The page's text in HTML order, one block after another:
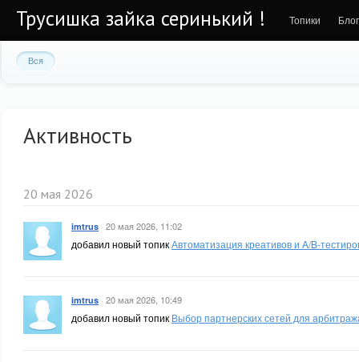
Трусишка зайка серинький ! Топики
Вся
Активность
20 мая 2026
imtrus · 20 мая 2026, 11:02
добавил новый топикАвтоматизация креативов и A/B-
imtrus · 20 мая 2026, 10:49
добавил новый топик Выбор партнерских сетей для